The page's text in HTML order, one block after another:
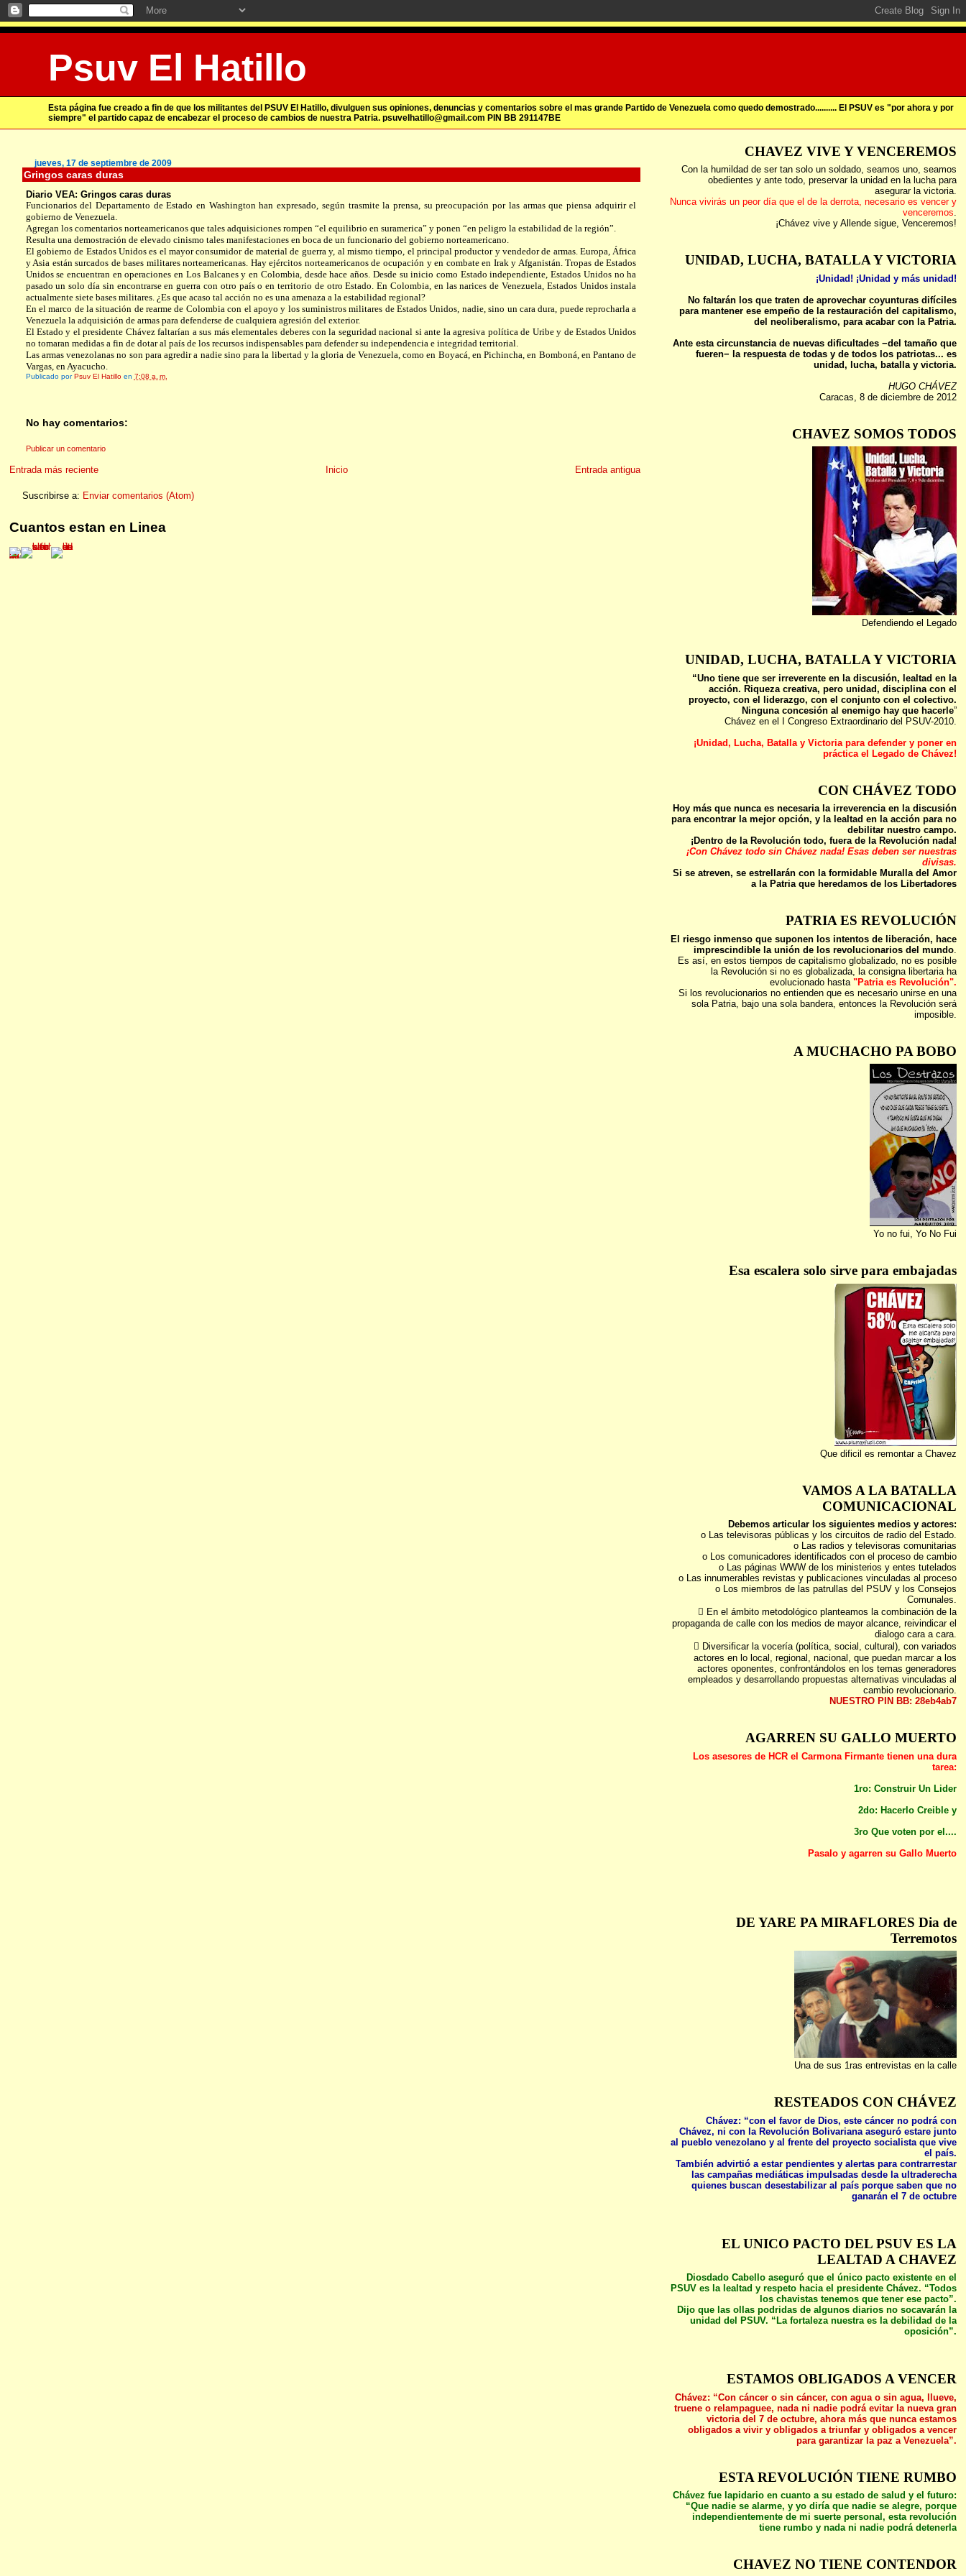
Psuv El Hatillo
Esta página fue creado a fin de que los militantes del PSUV El Hatillo, divulguen sus opiniones, denuncias y comentarios sobre el mas grande Partido de Venezuela como quedo demostrado.......... El PSUV es "por ahora y por
siempre" el partido capaz de encabezar el proceso de cambios de nuestra Patria. psuvelhatillo@gmail.com PIN BB 291147BE
jueves, 17 de septiembre de 2009
Gringos caras duras
Diario VEA: Gringos caras duras
Funcionarios del Departamento de Estado en Washington han expresado, según trasmite la prensa, su preocupación por las armas que piensa adquirir el
gobierno de Venezuela.
Agregan los comentarios norteamericanos que tales adquisiciones rompen “el equilibrio en suramerica” y ponen “en peligro la estabilidad de la región”.
Resulta una demostración de elevado cinismo tales manifestaciones en boca de un funcionario del gobierno norteamericano.
El gobierno de Estados Unidos es el mayor consumidor de material de guerra y, al mismo tiempo, el principal productor y vendedor de armas. Europa, África
y Asia están surcados de bases militares norteamericanas. Hay ejércitos norteamericanos de ocupación y en combate en Irak y Afganistán. Tropas de Estados
Unidos se encuentran en operaciones en Los Balcanes y en Colombia, desde hace años. Desde su inicio como Estado independiente, Estados Unidos no ha
pasado un solo día sin encontrarse en guerra con otro país o en territorio de otro Estado. En Colombia, en las narices de Venezuela, Estados Unidos instala
actualmente siete bases militares. ¿Es que acaso tal acción no es una amenaza a la estabilidad regional?
En el marco de la situación de rearme de Colombia con el apoyo y los suministros militares de Estados Unidos, nadie, sino un cara dura, puede reprocharla a
Venezuela la adquisición de armas para defenderse de cualquiera agresión del exterior.
El Estado y el presidente Chávez faltarían a sus más elementales deberes con la seguridad nacional si ante la agresiva política de Uribe y de Estados Unidos
no tomaran medidas a fin de dotar al país de los recursos indispensables para defender su independencia e integridad territorial.
Las armas venezolanas no son para agredir a nadie sino para la libertad y la gloria de Venezuela, como en Boyacá, en Pichincha, en Bomboná, en Pantano de
Vargas, en Ayacucho.
Publicado porPsuv El Hatillo en 7:08 a. m.
No hay comentarios:
Publicar un comentario
Entrada más reciente Entrada antigua
Inicio
Suscribirse a: Enviar comentarios (Atom)
Cuantos estan en Linea
CHAVEZ VIVE Y VENCEREMOS
Con la humildad de ser tan solo un soldado, seamos uno, seamos
obedientes y ante todo, preservar la unidad en la lucha para
asegurar la victoria.
Nunca vivirás un peor día que el de la derrota, necesario es vencer y
venceremos.
¡Chávez vive y Allende sigue, Venceremos!
UNIDAD, LUCHA, BATALLA Y VICTORIA
¡Unidad! ¡Unidad y más unidad!
No faltarán los que traten de aprovechar coyunturas difíciles
para mantener ese empeño de la restauración del capitalismo,
del neoliberalismo, para acabar con la Patria.
Ante esta circunstancia de nuevas dificultades −del tamaño que
fueren− la respuesta de todas y de todos los patriotas... es
unidad, lucha, batalla y victoria.
HUGO CHÁVEZ
Caracas, 8 de diciembre de 2012
CHAVEZ SOMOS TODOS
Defendiendo el Legado
UNIDAD, LUCHA, BATALLA Y VICTORIA
“Uno tiene que ser irreverente en la discusión, lealtad en la
acción. Riqueza creativa, pero unidad, disciplina con el
proyecto, con el liderazgo, con el conjunto con el colectivo.
Ninguna concesión al enemigo hay que hacerle”
Chávez en el I Congreso Extraordinario del PSUV-2010.
¡Unidad, Lucha, Batalla y Victoria para defender y poner en
práctica el Legado de Chávez!
CON CHÁVEZ TODO
Hoy más que nunca es necesaria la irreverencia en la discusión
para encontrar la mejor opción, y la lealtad en la acción para no
debilitar nuestro campo.
¡Dentro de la Revolución todo, fuera de la Revolución nada!
¡Con Chávez todo sin Chávez nada! Esas deben ser nuestras
divisas.
Si se atreven, se estrellarán con la formidable Muralla del Amor
a la Patria que heredamos de los Libertadores
PATRIA ES REVOLUCIÓN
El riesgo inmenso que suponen los intentos de liberación, hace
imprescindible la unión de los revolucionarios del mundo
Es así, en estos tiempos de capitalismo globalizado, no es posible
la Revolución si no es globalizada, la consigna libertaria ha
evolucionado hasta"Patria es Revolución".
Si los revolucionarios no entienden que es necesario unirse en una
sola Patria, bajo una sola bandera, entonces la Revolución será
imposible.
A MUCHACHO PA BOBO
Yo no fui, Yo No Fui
Esa escalera solo sirve para embajadas
Que dificil es remontar a Chavez
VAMOS A LA BATALLA
COMUNICACIONAL
Debemos articular los siguientes medios y actores:
o Las televisoras públicas y los circuitos de radio del Estado.
o Las radios y televisoras comunitarias
o Los comunicadores identificados con el proceso de cambio
o Las páginas WWW de los ministerios y entes tutelados
o Las innumerables revistas y publicaciones vinculadas al proceso
o Los miembros de las patrullas del PSUV y los Consejos
Comunales.
 En el ámbito metodológico planteamos la combinación de la
propaganda de calle con los medios de mayor alcance, reivindicar el
dialogo cara a cara.
 Diversificar la vocería (política, social, cultural), con variados
actores en lo local, regional, nacional, que puedan marcar a los
actores oponentes, confrontándolos en los temas generadores
empleados y desarrollando propuestas alternativas vinculadas al
cambio revolucionario.
NUESTRO PIN BB: 28eb4ab7
AGARREN SU GALLO MUERTO
Los asesores de HCR el Carmona Firmante tienen una dura
tarea:
1ro: Construir Un Lider
2do: Hacerlo Creible y
3ro Que voten por el....
Pasalo y agarren su Gallo Muerto
DE YARE PA MIRAFLORES Dia de
Terremotos
Una de sus 1ras entrevistas en la calle
RESTEADOS CON CHÁVEZ
Chávez: “con el favor de Dios, este cáncer no podrá con
Chávez, ni con la Revolución Bolivariana aseguró estare junto
al pueblo venezolano y al frente del proyecto socialista que vive
el país.
También advirtió a estar pendientes y alertas para contrarrestar
las campañas mediáticas impulsadas desde la ultraderecha
quienes buscan desestabilizar al país porque saben que no
ganarán el 7 de octubre
EL UNICO PACTO DEL PSUV ES LA
LEALTAD A CHAVEZ
Diosdado Cabello aseguró que el único pacto existente en el
PSUV es la lealtad y respeto hacia el presidente Chávez. “Todos
los chavistas tenemos que tener ese pacto”.
Dijo que las ollas podridas de algunos diarios no socavarán la
unidad del PSUV. “La fortaleza nuestra es la debilidad de la
oposición”.
ESTAMOS OBLIGADOS A VENCER
Chávez: “Con cáncer o sin cáncer, con agua o sin agua, llueve,
truene o relampaguee, nada ni nadie podrá evitar la nueva gran
victoria del 7 de octubre, ahora más que nunca estamos
obligados a vivir y obligados a triunfar y obligados a vencer
para garantizar la paz a Venezuela”.
ESTA REVOLUCIÓN TIENE RUMBO
Chávez fue lapidario en cuanto a su estado de salud y el futuro:
“Que nadie se alarme, y yo diría que nadie se alegre, porque
independientemente de mi suerte personal, esta revolución
tiene rumbo y nada ni nadie podrá detenerla
CHAVEZ NO TIENE CONTENDOR